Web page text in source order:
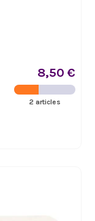
8,50 €
2 articles